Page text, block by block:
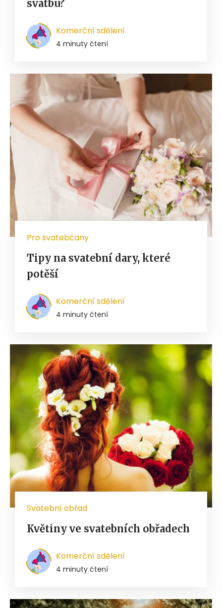
svatbu?
Komerční sdělení
4 minuty čtení
Pro svatebčany
Tipy na svatební dary, které
potěší
Komerční sdělení
4 minuty čtení
Svatební obřad
Květiny ve svatebních obřadech
Komerční sdělení
4 minuty čtení